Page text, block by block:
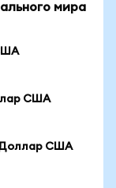
мира
США
Доллар США